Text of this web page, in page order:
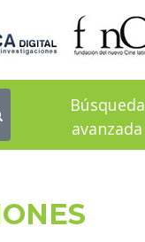
Búsqueda
avanzada